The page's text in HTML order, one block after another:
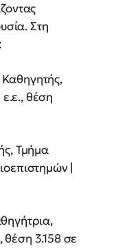
Στη
Καθηγητής,
θέση
Τμήμα
|
3.158 σε